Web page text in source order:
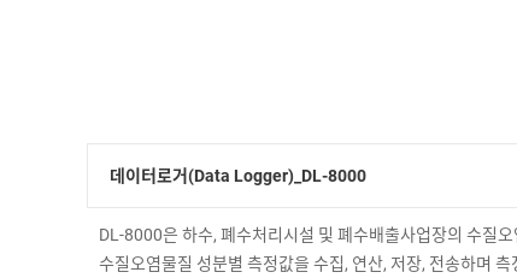
데이터로거(Data Logger)_DL-8000
DL-8000은 하수, 폐수처리시설 및 폐수배출사업장의 수질
수질오염물질 성분별 측정값을 수집, 연산, 저장, 전송하며